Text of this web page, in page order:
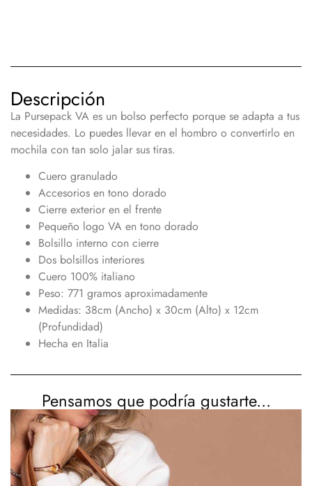
Descripción
La Pursepack VA es un bolso perfecto porque se adapta a tus
necesidades. Lo puedes llevar en el hombro o convertirlo en
mochila con tan solo jalar sus tiras.
Cuero granulado
Accesorios en tono dorado
Cierre exterior en el frente
Pequeño logo VA en tono dorado
Bolsillo interno con cierre
Dos bolsillos interiores
Cuero 100% italiano
Peso: 771 gramos aproximadamente
Medidas: 38cm (Ancho) x 30cm (Alto) x 12cm
(Profundidad)
Hecha en Italia
Pensamos que podría gustarte...